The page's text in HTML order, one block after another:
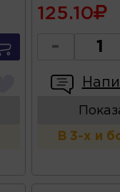
125.10
-
В 3-х и